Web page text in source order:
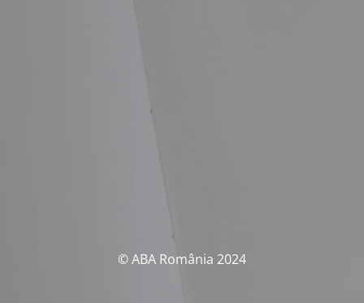
© ABA România 2024